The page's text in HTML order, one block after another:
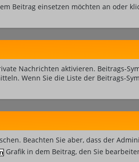
Beitrag einsetzen möchten an oder
Nachrichten aktivieren. Beitrags-
Wenn Sie die Liste der Beitrags-
Beachten Sie aber, dass der
Grafik in dem Beitrag, den Sie